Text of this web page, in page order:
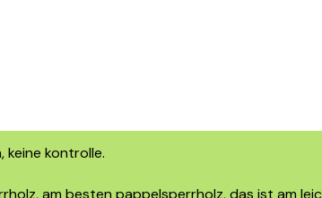
keine kontrolle.